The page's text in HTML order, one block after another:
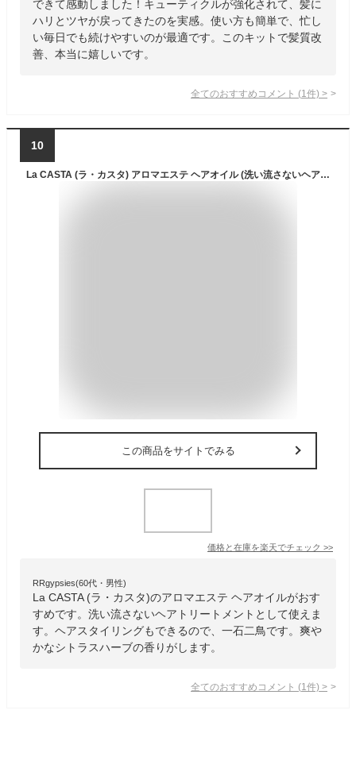
できて感動しました！キューティクルが強化されて、髪に
ハリとツヤが戻ってきたのを実感。使い方も簡単で、忙し
い毎日でも続けやすいのが最適です。このキットで髪質改
善、本当に嬉しいです。
全てのおすすめコメント (1 件) >
10
La CASTA (ラ・カスタ) アロマエステ ヘアオイル (洗い流さないヘアトリートメント/髪の美容液) 髪が太い・多い ノンシリコン スタイリングにも フレッシュなシトラスハーブの香り ー シトラス 1 個
この商品をサイトでみる
価格と在庫を楽天でチェック >>
RRgypsies(60代・男性)
La CASTA (ラ・カスタ)のアロマエステ ヘアオイルがおす
すめです。洗い流さないヘアトリートメントとして使えま
す。ヘアスタイリングもできるので、一石二鳥です。爽や
かなシトラスハーブの香りがします。
全てのおすすめコメント (1 件) >